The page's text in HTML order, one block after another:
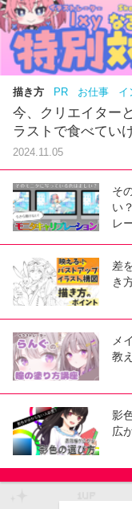
描き方 PR お仕事 イ
今、クリエイター
ラストで食べてい
2024.11.05
そ
い
レ
差
き
メ
教
影
広